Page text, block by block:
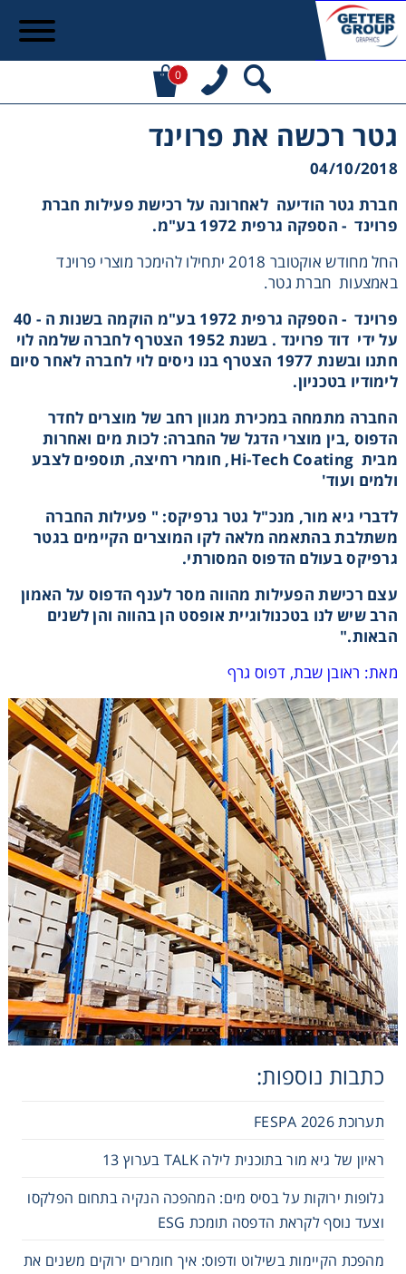
0
כתבות נוספות:
תערוכת FESPA 2026
ראיון של גיא מור בתוכנית לילה TALK בערוץ 13
גלופות ירוקות על בסיס מים: המהפכה הנקיה בתחום הפלקסו
וצעד נוסף לקראת הדפסה תומכת ESG
מהפכת הקיימות בשילוט ודפוס: איך חומרים ירוקים משנים את
גטר רכשה את פרוינד
04/10/2018
חברת גטר הודיעה לאחרונה על רכישת פעילות חברת
פרוינד - הספקה גרפית 1972 בע"מ.
החל מחודש אוקטובר 2018 יתחילו להימכר מוצרי פרוינד
באמצעות חברת גטר.
פרוינד - הספקה גרפית 1972 בע"מ הוקמה בשנות ה - 40
על ידי דוד פרוינד . בשנת 1952 הצטרף לחברה שלמה לוי
חתנו ובשנת 1977 הצטרף בנו ניסים לוי לחברה לאחר סיום
לימודיו בטכניון.
החברה מתמחה במכירת מגוון רחב של מוצרים לחדר
הדפוס ,בין מוצרי הדגל של החברה: לכות מים ואחרות
מבית Hi-Tech Coating, חומרי רחיצה, תוספים לצבע
ולמים ועוד'
לדברי גיא מור, מנכ"ל גטר גרפיקס: " פעילות החברה
משתלבת בהתאמה מלאה לקו המוצרים הקיימים בגטר
גרפיקס בעולם הדפוס המסורתי.
עצם רכישת הפעילות מהווה מסר לענף הדפוס על האמון
הרב שיש לנו בטכנולוגיית אופסט הן בהווה והן לשנים
הבאות."
מאת: ראובן שבת, דפוס גרף
אני מאשר קבלת חומרים פרסומים מגטר
חומרי גלם לשילוט
חומרי גלם לדפוס